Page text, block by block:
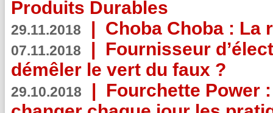
Produits Durables
29.11.2018 | Choba Choba : La
07.11.2018 | Fournisseur
démêler le vert du faux ?
29.10.2018 | Fourchette Power